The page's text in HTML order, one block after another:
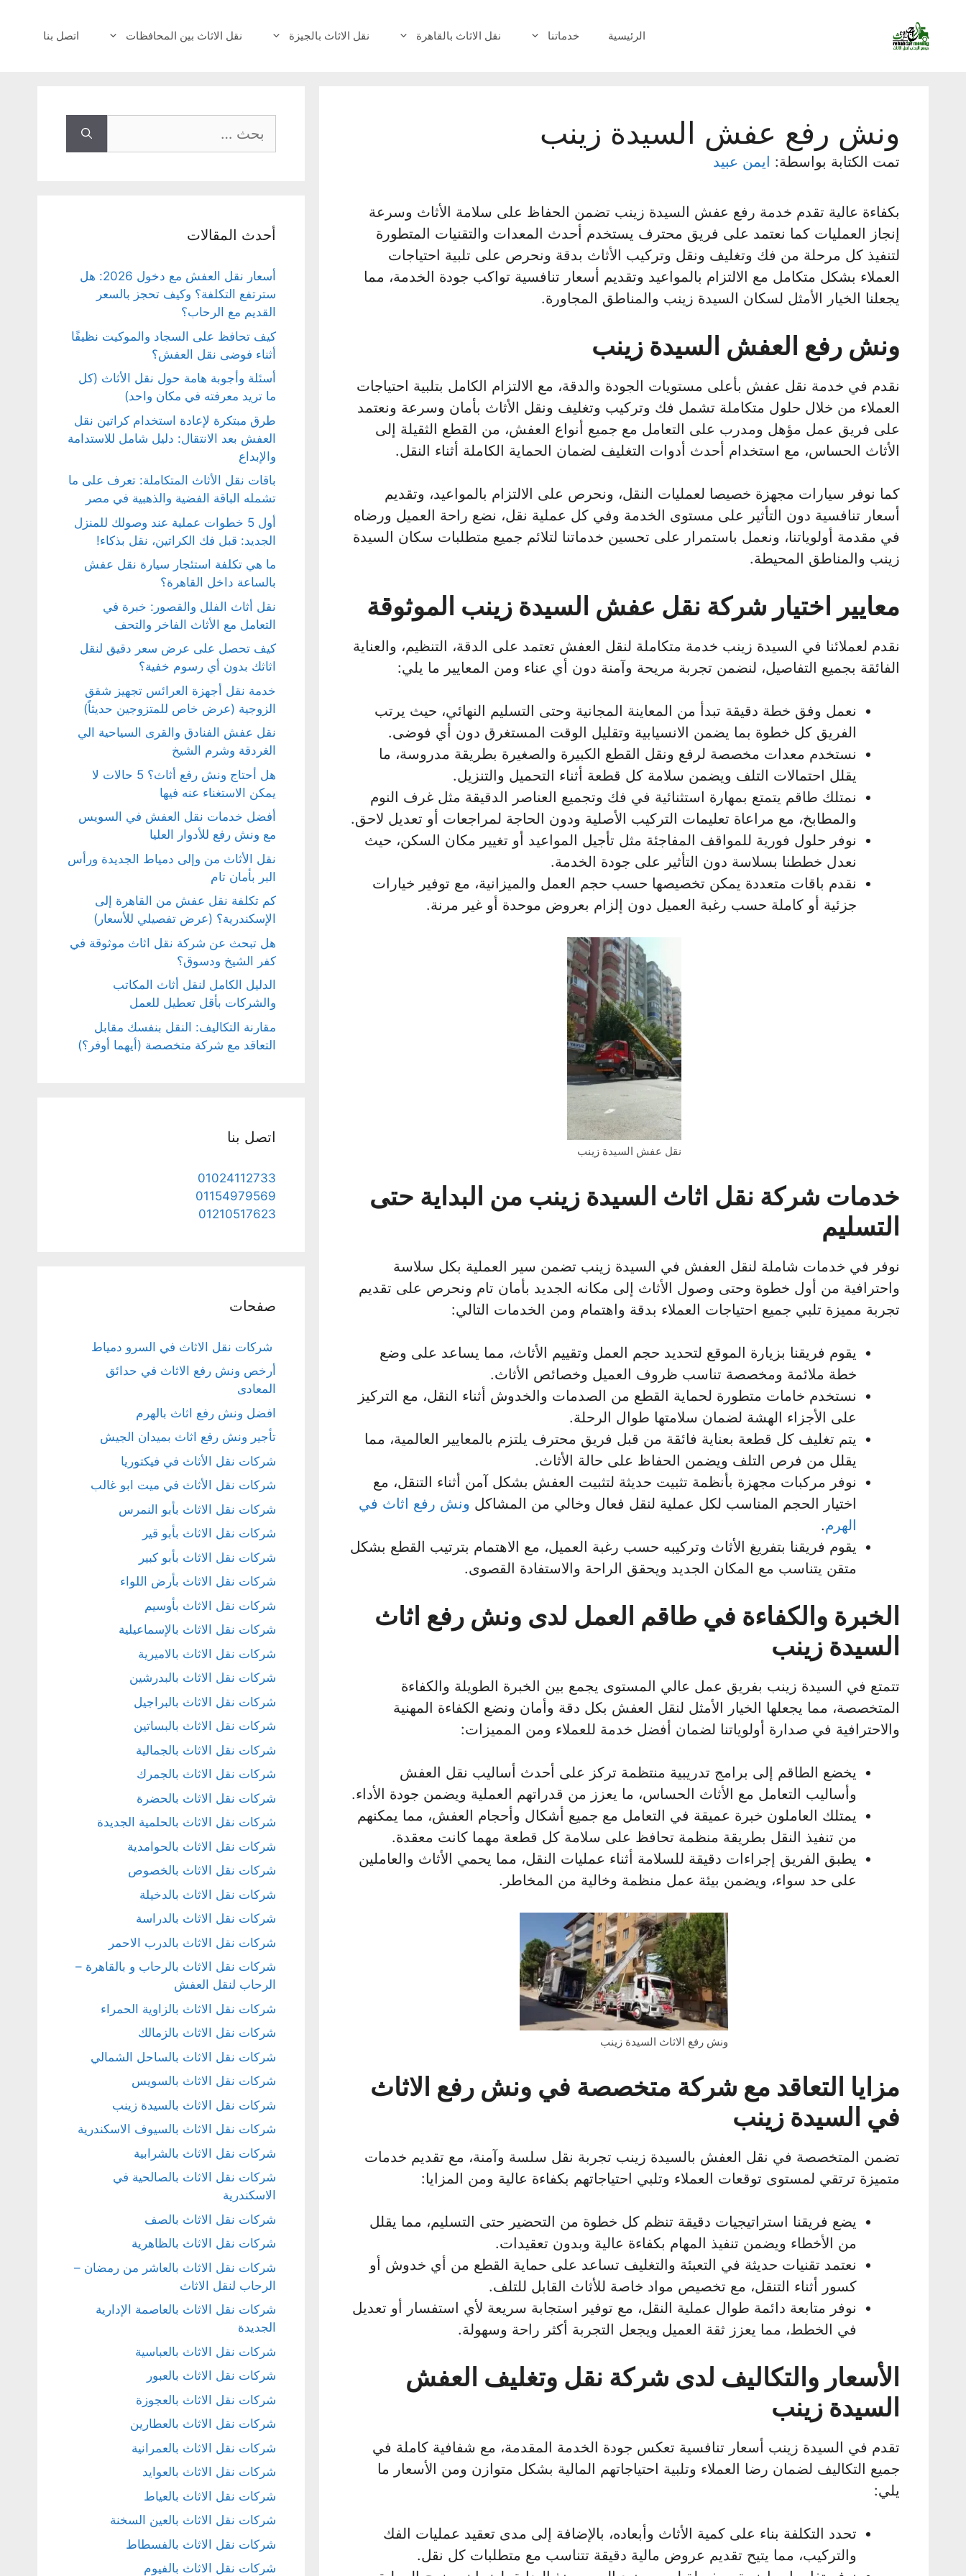
المحتوى
الرئيسية خدماتنا نقل الاثاث بالقاهرة نقل الاثاث بالجيزة نقل الاثاث بين المحافظات اتصل بنا
ونش رفع عفش السيدة زينب
تمت الكتابة بواسطة: ايمن عبيد
بكفاءة عالية تقدم خدمة رفع عفش السيدة زينب تضمن الحفاظ على سلامة الأثاث وسرعة
إنجاز العمليات كما نعتمد على فريق محترف يستخدم أحدث المعدات والتقنيات المتطورة
لتنفيذ كل مرحلة من فك وتغليف ونقل وتركيب الأثاث بدقة ونحرص على تلبية احتياجات
العملاء بشكل متكامل مع الالتزام بالمواعيد وتقديم أسعار تنافسية تواكب جودة الخدمة، مما
يجعلنا الخيار الأمثل لسكان السيدة زينب والمناطق المجاورة.
ونش رفع العفش السيدة زينب
نقدم في خدمة نقل عفش بأعلى مستويات الجودة والدقة، مع الالتزام الكامل بتلبية احتياجات
العملاء من خلال حلول متكاملة تشمل فك وتركيب وتغليف ونقل الأثاث بأمان وسرعة ونعتمد
على فريق عمل مؤهل ومدرب على التعامل مع جميع أنواع العفش، من القطع الثقيلة إلى
الأثاث الحساس، مع استخدام أحدث أدوات التغليف لضمان الحماية الكاملة أثناء النقل.
كما نوفر سيارات مجهزة خصيصا لعمليات النقل، ونحرص على الالتزام بالمواعيد، وتقديم
أسعار تنافسية دون التأثير على مستوى الخدمة وفي كل عملية نقل، نضع راحة العميل ورضاه
في مقدمة أولوياتنا، ونعمل باستمرار على تحسين خدماتنا لتلائم جميع متطلبات سكان السيدة
زينب والمناطق المحيطة.
معايير اختيار شركة نقل عفش السيدة زينب الموثوقة
نقدم لعملائنا في السيدة زينب خدمة متكاملة لنقل العفش تعتمد على الدقة، التنظيم، والعناية
الفائقة بجميع التفاصيل، لنضمن تجربة مريحة وآمنة دون أي عناء ومن المعايير ما يلي:
نعمل وفق خطة دقيقة تبدأ من المعاينة المجانية وحتى التسليم النهائي، حيث يرتب
الفريق كل خطوة بما يضمن الانسيابية وتقليل الوقت المستغرق دون أي فوضى.
نستخدم معدات مخصصة لرفع ونقل القطع الكبيرة والصغيرة بطريقة مدروسة، ما
يقلل احتمالات التلف ويضمن سلامة كل قطعة أثناء التحميل والتنزيل.
نمتلك طاقم يتمتع بمهارة استثنائية في فك وتجميع العناصر الدقيقة مثل غرف النوم
والمطابخ، مع مراعاة تعليمات التركيب الأصلية ودون الحاجة لمراجعات أو تعديل لاحق.
نوفر حلول فورية للمواقف المفاجئة مثل تأجيل المواعيد أو تغيير مكان السكن، حيث
نعدل خططنا بسلاسة دون التأثير على جودة الخدمة.
نقدم باقات متعددة يمكن تخصيصها حسب حجم العمل والميزانية، مع توفير خيارات
جزئية أو كاملة حسب رغبة العميل دون إلزام بعروض موحدة أو غير مرنة.
نقل عفش السيدة زينب
خدمات شركة نقل اثاث السيدة زينب من البداية حتى
التسليم
نوفر في خدمات شاملة لنقل العفش في السيدة زينب تضمن سير العملية بكل سلاسة
واحترافية من أول خطوة وحتى وصول الأثاث إلى مكانه الجديد بأمان تام ونحرص على تقديم
تجربة مميزة تلبي جميع احتياجات العملاء بدقة واهتمام ومن الخدمات التالي:
يقوم فريقنا بزيارة الموقع لتحديد حجم العمل وتقييم الأثاث، مما يساعد على وضع
خطة ملائمة ومخصصة تناسب ظروف العميل وخصائص الأثاث.
نستخدم خامات متطورة لحماية القطع من الصدمات والخدوش أثناء النقل، مع التركيز
على الأجزاء الهشة لضمان سلامتها طوال الرحلة.
يتم تغليف كل قطعة بعناية فائقة من قبل فريق محترف يلتزم بالمعايير العالمية، مما
يقلل من فرص التلف ويضمن الحفاظ على حالة الأثاث.
نوفر مركبات مجهزة بأنظمة تثبيت حديثة لتثبيت العفش بشكل آمن أثناء التنقل، مع
اختيار الحجم المناسب لكل عملية لنقل فعال وخالي من المشاكل ونش رفع اثاث في
الهرم.
يقوم فريقنا بتفريغ الأثاث وتركيبه حسب رغبة العميل، مع الاهتمام بترتيب القطع بشكل
متقن يتناسب مع المكان الجديد ويحقق الراحة والاستفادة القصوى.
الخبرة والكفاءة في طاقم العمل لدى ونش رفع اثاث
السيدة زينب
تتمتع في السيدة زينب بفريق عمل عالي المستوى يجمع بين الخبرة الطويلة والكفاءة
المتخصصة، مما يجعلها الخيار الأمثل لنقل العفش بكل دقة وأمان ونضع الكفاءة المهنية
والاحترافية في صدارة أولوياتنا لضمان أفضل خدمة للعملاء ومن المميزات:
يخضع الطاقم إلى برامج تدريبية منتظمة تركز على أحدث أساليب نقل العفش
وأساليب التعامل مع الأثاث الحساس، ما يعزز من قدراتهم العملية ويضمن جودة الأداء.
يمتلك العاملون خبرة عميقة في التعامل مع جميع أشكال وأحجام العفش، مما يمكنهم
من تنفيذ النقل بطريقة منظمة تحافظ على سلامة كل قطعة مهما كانت معقدة.
يطبق الفريق إجراءات دقيقة للسلامة أثناء عمليات النقل، مما يحمي الأثاث والعاملين
على حد سواء، ويضمن بيئة عمل منظمة وخالية من المخاطر.
ونش رفع الاثاث السيدة زينب
مزايا التعاقد مع شركة متخصصة في ونش رفع الاثاث
في السيدة زينب
تضمن المتخصصة في نقل العفش بالسيدة زينب تجربة نقل سلسة وآمنة، مع تقديم خدمات
متميزة ترتقي لمستوى توقعات العملاء وتلبي احتياجاتهم بكفاءة عالية ومن المزايا:
يضع فريقنا استراتيجيات دقيقة تنظم كل خطوة من التحضير حتى التسليم، مما يقلل
من الأخطاء ويضمن تنفيذ المهام بكفاءة عالية وبدون تعقيدات.
نعتمد تقنيات حديثة في التعبئة والتغليف تساعد على حماية القطع من أي خدوش أو
كسور أثناء التنقل، مع تخصيص مواد خاصة للأثاث القابل للتلف.
نوفر متابعة دائمة طوال عملية النقل، مع توفير استجابة سريعة لأي استفسار أو تعديل
في الخطط، مما يعزز ثقة العميل ويجعل التجربة أكثر راحة وسهولة.
الأسعار والتكاليف لدى شركة نقل وتغليف العفش
السيدة زينب
تقدم في السيدة زينب أسعار تنافسية تعكس جودة الخدمة المقدمة، مع شفافية كاملة في
جميع التكاليف لضمان رضا العملاء وتلبية احتياجاتهم المالية بشكل متوازن ومن الأسعار ما
يلي:
تحدد التكلفة بناء على كمية الأثاث وأبعاده، بالإضافة إلى مدى تعقيد عمليات الفك
والتركيب، مما يتيح تقديم عروض مالية دقيقة تتناسب مع متطلبات كل نقل.
عن:
أحدث المقالات
أسعار نقل العفش مع دخول 2026: هل
سترتفع التكلفة؟ وكيف تحجز بالسعر
القديم مع الرحاب؟
كيف تحافظ على السجاد والموكيت نظيفًا
أثناء فوضى نقل العفش؟
أسئلة وأجوبة هامة حول نقل الأثاث (كل
ما تريد معرفته في مكان واحد)
طرق مبتكرة لإعادة استخدام كراتين نقل
العفش بعد الانتقال: دليل شامل للاستدامة
والإبداع
باقات نقل الأثاث المتكاملة: تعرف على ما
تشمله الباقة الفضية والذهبية في مصر
أول 5 خطوات عملية عند وصولك للمنزل
الجديد: قبل فك الكراتين، نقل بذكاء!
ما هي تكلفة استئجار سيارة نقل عفش
بالساعة داخل القاهرة؟
نقل أثاث الفلل والقصور: خبرة في
التعامل مع الأثاث الفاخر والتحف
كيف تحصل على عرض سعر دقيق لنقل
اثاثك بدون أي رسوم خفية؟
خدمة نقل أجهزة العرائس تجهيز شقق
الزوجية (عرض خاص للمتزوجين حديثاً)
نقل عفش الفنادق والقرى السياحية الي
الغردقة وشرم الشيخ
هل أحتاج ونش رفع أثاث؟ 5 حالات لا
يمكن الاستغناء عنه فيها
أفضل خدمات نقل العفش في السويس
مع ونش رفع للأدوار العليا
نقل الأثاث من وإلى دمياط الجديدة ورأس
البر بأمان تام
كم تكلفة نقل عفش من القاهرة إلى
الإسكندرية؟ (عرض تفصيلي للأسعار)
هل تبحث عن شركة نقل اثاث موثوقة في
كفر الشيخ ودسوق؟
الدليل الكامل لنقل أثاث المكاتب
والشركات بأقل تعطيل للعمل
مقارنة التكاليف: النقل بنفسك مقابل
التعاقد مع شركة متخصصة (أيهما أوفر؟)
اتصل بنا
01024112733
01154979569
01210517623
صفحات
شركات نقل الاثاث في السرو دمياط
أرخص ونش رفع الاثاث في حدائق
المعادى
افضل ونش رفع اثاث بالهرم
تأجير ونش رفع اثاث بميدان الجيش
شركات نقل الأثاث في فيكتوريا
شركات نقل الأثاث في ميت ابو غالب
شركات نقل الاثاث بأبو النمرس
شركات نقل الاثاث بأبو قير
شركات نقل الاثاث بأبو كبير
شركات نقل الاثاث بأرض اللواء
شركات نقل الاثاث بأوسيم
شركات نقل الاثاث بالإسماعيلية
شركات نقل الاثاث بالاميرية
شركات نقل الاثاث بالبدرشين
شركات نقل الاثاث بالبراجيل
شركات نقل الاثاث بالبساتين
شركات نقل الاثاث بالجمالية
شركات نقل الاثاث بالجمرك
شركات نقل الاثاث بالحضرة
شركات نقل الاثاث بالحلمية الجديدة
شركات نقل الاثاث بالحوامدية
شركات نقل الاثاث بالخصوص
شركات نقل الاثاث بالدخيلة
شركات نقل الاثاث بالدراسة
شركات نقل الاثاث بالدرب الاحمر
شركات نقل الاثاث بالرحاب و بالقاهرة –
الرحاب لنقل العفش
شركات نقل الاثاث بالزاوية الحمراء
شركات نقل الاثاث بالزمالك
شركات نقل الاثاث بالساحل الشمالي
شركات نقل الاثاث بالسويس
شركات نقل الاثاث بالسيدة زينب
شركات نقل الاثاث بالسيوف الاسكندرية
شركات نقل الاثاث بالشرابية
شركات نقل الاثاث بالصالحية في
الاسكندرية
شركات نقل الاثاث بالصف
شركات نقل الاثاث بالظاهرية
شركات نقل الاثاث بالعاشر من رمضان –
الرحاب لنقل الاثاث
شركات نقل الاثاث بالعاصمة الإدارية
الجديدة
شركات نقل الاثاث بالعباسية
شركات نقل الاثاث بالعبور
شركات نقل الاثاث بالعجوزة
شركات نقل الاثاث بالعطارين
شركات نقل الاثاث بالعمرانية
شركات نقل الاثاث بالعوايد
شركات نقل الاثاث بالعياط
شركات نقل الاثاث بالعين السخنة
شركات نقل الاثاث بالفسطاط
شركات نقل الاثاث بالفيوم